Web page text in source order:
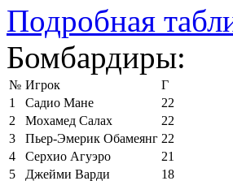
Подробная
Бомбардиры:
№ Игрок
Г
1
Садио Мане
22
2
Мохамед Салах
22
3
Пьер-Эмерик Обамеянг 22
4
Серхио Агуэро
21
5
Джейми Варди
18